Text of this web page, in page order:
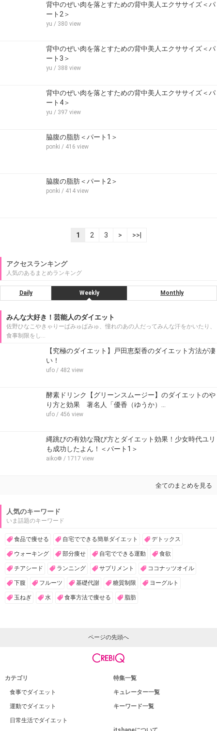
背中のぜい肉を落とすための背中美人エクササイズ＜パ
ート2＞
yu / 380 view
背中のぜい肉を落とすための背中美人エクササイズ＜パ
ート3＞
yu / 388 view
背中のぜい肉を落とすための背中美人エクササイズ＜パ
ート4＞
yu / 397 view
脇腹の脂肪＜パート1＞
ponki / 416 view
脇腹の脂肪＜パート2＞
ponki / 414 view
1 2 3 > >>|
アクセスランキング
人気のあるまとめランキング
Daily Weekly Monthly
みんな大好き！芸能人のダイエット
佐野ひなこやきゃりーぱみゅぱみゅ、憧れのあの人だってみんな汗をかいたり、
食事制限をし…
【究極のダイエット】戸田恵梨香のダイエット方法が凄
い！
ufo / 482 view
酵素ドリンク【グリーンスムージー】のダイエットのや
り方と効果 著名人「優香（ゆうか）…
ufo / 456 view
縄跳びの有効な飛び方とダイエット効果！少女時代ユリ
も成功したよん！＜パート1＞
aiko❁ / 1717 view
全てのまとめを見る
人気のキーワード
いま話題のキーワード
食品で痩せる 自宅でできる簡単ダイエット デトックス
ウォーキング 部分痩せ 自宅でできる運動 食欲
チアシード ランニング サプリメント ココナッツオイル
下腹 フルーツ 基礎代謝 糖質制限 ヨーグルト
玉ねぎ 水 食事方法で痩せる 脂肪
ページの先頭へ
カテゴリ
食事でダイエット
運動でダイエット
日常生活でダイエット
特集一覧
キュレーター一覧
キーワード一覧